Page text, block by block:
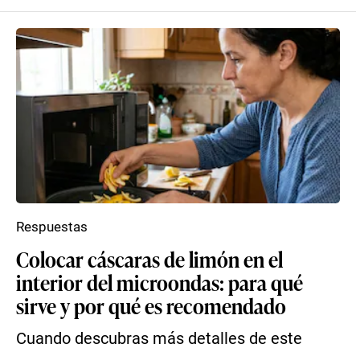
Colocar cáscaras de limón en el
interior del microondas: para qué
sirve y por qué es recomendado
Cuando descubras más detalles de este
Respuestas